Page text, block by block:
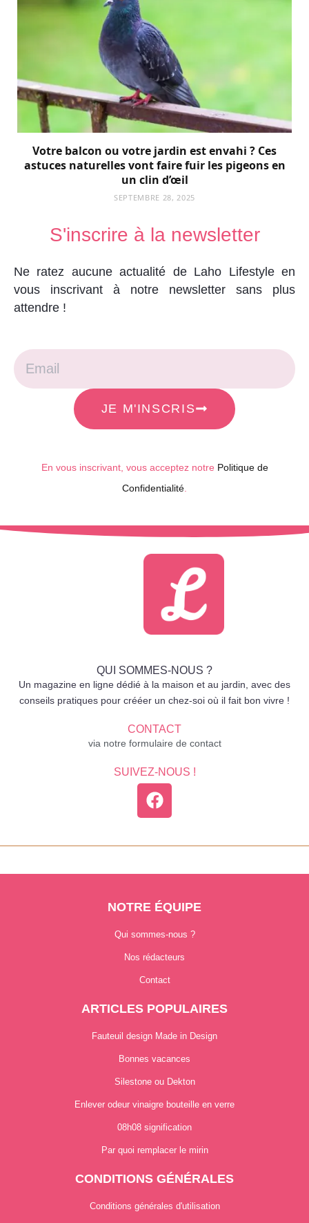
Votre balcon ou votre jardin est envahi ? Ces
astuces naturelles vont faire fuir les pigeons en
un clin d’œil
SEPTEMBRE 28, 2025
S'inscrire à la newsletter
Ne ratez aucune actualité de Laho Lifestyle en
vous inscrivant à notre newsletter sans plus
attendre !
JE M'INSCRIS
En vous inscrivant, vous acceptez notre Politique de
Confidentialité
QUI SOMMES-NOUS ?
Un magazine en ligne dédié à la maison et au jardin, avec des
conseils pratiques pour crééer un chez-soi où il fait bon vivre !
CONTACT
via notre formulaire de contact
SUIVEZ-NOUS !
NOTRE ÉQUIPE
Qui sommes-nous ?
Nos rédacteurs
Contact
ARTICLES POPULAIRES
Fauteuil design Made in Design
Bonnes vacances
Silestone ou Dekton
Enlever odeur vinaigre bouteille en verre
08h08 signification
Par quoi remplacer le mirin
CONDITIONS GÉNÉRALES
Conditions générales d'utilisation